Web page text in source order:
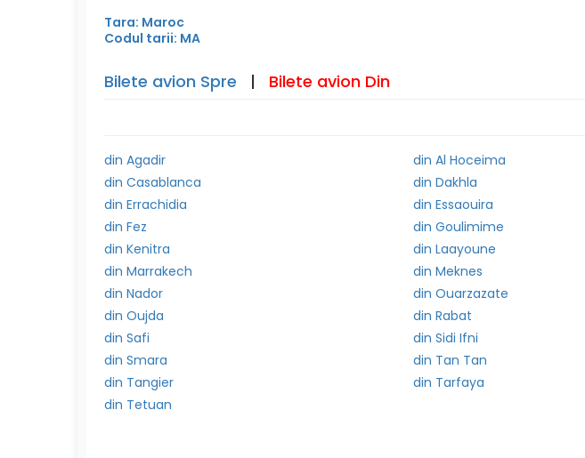
Tara: Maroc
Codul tarii: MA
Bilete avion Spre | Bilete avion Din
din Agadir
din Al Hoceima
din Casablanca
din Dakhla
din Errachidia
din Essaouira
din Fez
din Goulimime
din Kenitra
din Laayoune
din Marrakech
din Meknes
din Nador
din Ouarzazate
din Oujda
din Rabat
din Safi
din Sidi Ifni
din Smara
din Tan Tan
din Tangier
din Tarfaya
din Tetuan